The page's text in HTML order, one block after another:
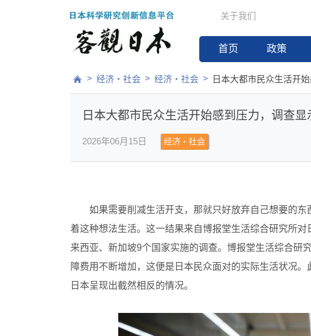
关于我们
首页 政策
> 经济・社会 > 经济・社会 > 日本大都市民众生活开
日本大都市民众生活开始感到压力，调查
2026年06月15日 经济・社会
如果需要削减生活开支，那就只好放弃自己想要的
着这种想法生活。这一结果来自博报堂生活综合研究所
来西亚、新加坡9个国家实施的调查。博报堂生活综合研
障费用不断增加，这便是日本民众面对的实际生活状况
日本呈现出截然相反的情况。